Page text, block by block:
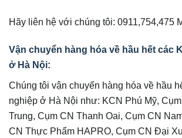
Hãy liên hệ với chúng tôi: 0911,754,475
Vận chuyển hàng hóa về hầu hết các
ở Hà Nội:
Chúng tôi vận chuyển hàng hóa về hầu
nghiệp ở Hà Nội như: KCN Phú Mỹ,
Trung, Cụm CN Thanh Oai, Cụm CN
CN Thực Phẩm HAPRO, Cụm CN Đại